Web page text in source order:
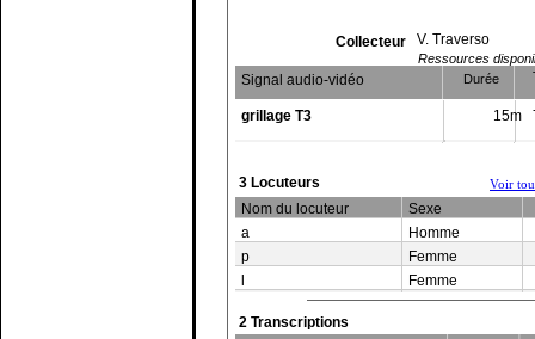
3 Locuteurs
Nom du locuteur
Sexe
a
Homme
p
Femme
Femme
2 Transcriptions
Ressources
Signal audio-vidéo Durée
grillage T3 15m
Voir
Collecteur V. Traverso